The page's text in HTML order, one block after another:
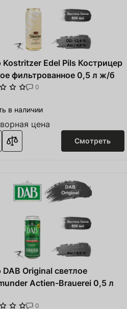
Kostritzer Edel Pils Кострицер
фильтрованное 0,5 л ж/б
0
в наличии
цена
Смотреть
Original светлое
Actien-Brauerei 0,5 л
0